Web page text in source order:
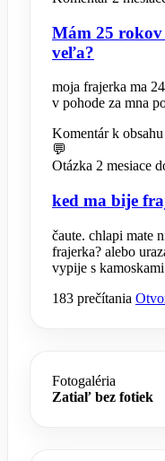
Mám 25 rokov
veľa?
moja frajerka ma
v pohode za mna
Komentár k obsahu
💬
Otázka 2 mesiace
ked ma bije
čaute. chlapi mate
frajerka? alebo
vypije s
183 prečítania
Fotogaléria
Zatiaľ bez fotiek